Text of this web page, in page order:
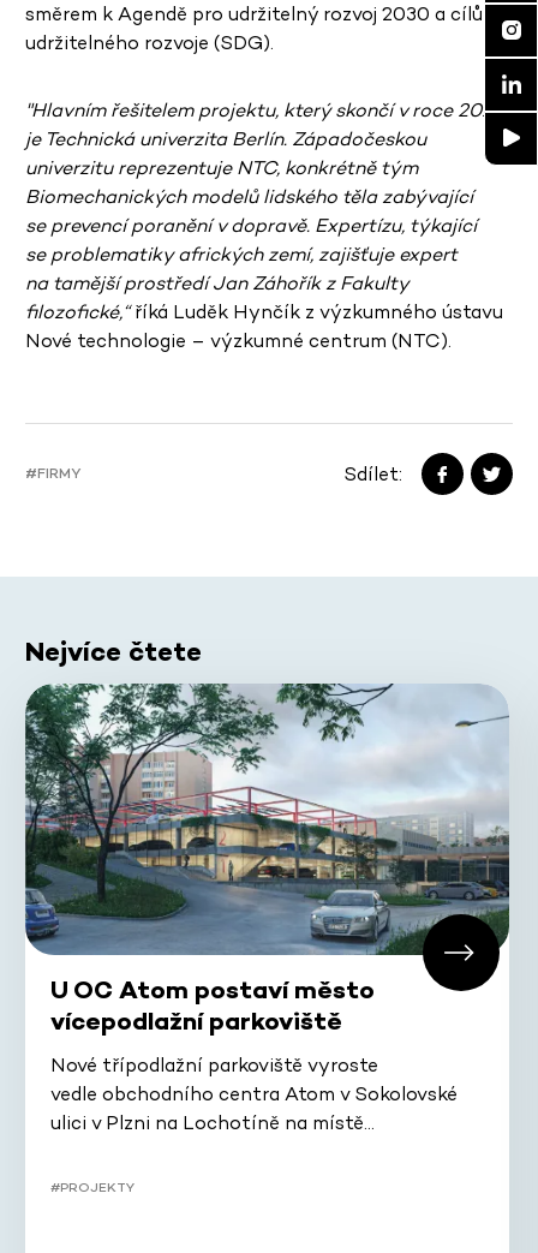
směrem k Agendě pro udržitelný rozvoj 2030 a cílům
udržitelného rozvoje (SDG).
"Hlavním řešitelem projektu, který skončí v roce 2026,
je Technická univerzita Berlín. Západočeskou
univerzitu reprezentuje NTC, konkrétně tým
Biomechanických modelů lidského těla zabývající
se prevencí poranění v dopravě. Expertízu, týkající
se problematiky afrických zemí, zajišťuje expert
na tamější prostředí Jan Záhořík z Fakulty
filozofické,“říká Luděk Hynčík z výzkumného ústavu
Nové technologie – výzkumné centrum (NTC).
#FIRMY Sdílet:
Nejvíce čtete
U OC Atom postaví město
vícepodlažní parkoviště
Nové třípodlažní parkoviště vyroste
vedle obchodního centra Atom v Sokolovské
ulici v Plzni na Lochotíně na místě…
#PROJEKTY